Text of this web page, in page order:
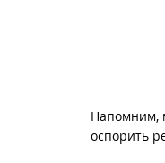
Напомним,
оспорить